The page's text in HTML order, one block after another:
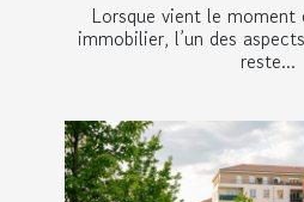
Lorsque vient le moment
immobilier, l’un des
reste...